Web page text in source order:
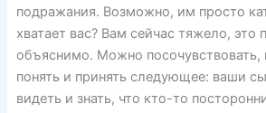
подражания. Возможно, им просто
хватает вас? Вам сейчас тяжело, это
объяснимо. Можно посочувствовать,
понять и принять следующее: ваши
видеть и знать, что кто-то